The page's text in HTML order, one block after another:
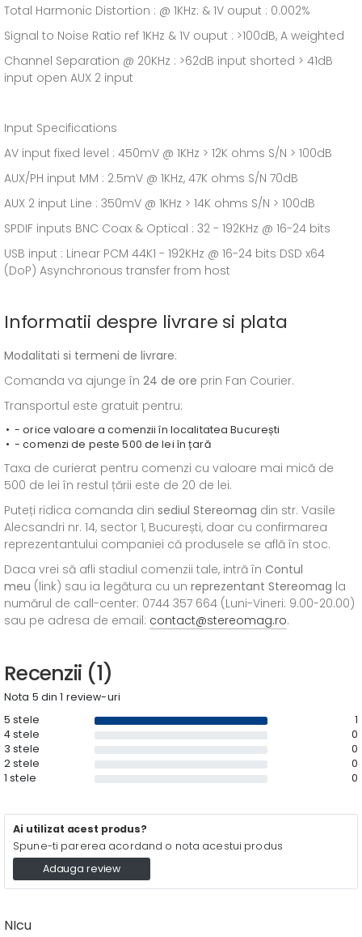
Total Harmonic Distortion : @ 1KHz: & 1V ouput : 0.002%
Signal to Noise Ratio ref 1KHz & 1V ouput : >100dB, A weighted
Channel Separation @ 20KHz : >62dB input shorted > 41dB
input open AUX 2 input
Input Specifications
AV input fixed level : 450mV @ 1KHz > 12K ohms S/N > 100dB
AUX/PH input MM : 2.5mV @ 1KHz, 47K ohms S/N 70dB
AUX 2 input Line : 350mV @ 1KHz > 14K ohms S/N > 100dB
SPDIF inputs BNC Coax & Optical : 32 - 192KHz @ 16-24 bits
USB input : Linear PCM 44K1 - 192KHz @ 16-24 bits DSD x64
(DoP) Asynchronous transfer from host
Informatii despre livrare si plata
Modalitati si termeni de livrare:
Comanda va ajunge în 24 de ore prin Fan Courier.
Transportul este gratuit pentru:
- orice valoare a comenzii în localitatea București
- comenzi de peste 500 de lei în țară
Taxa de curierat pentru comenzi cu valoare mai mică de
500 de lei în restul țării este de 20 de lei.
Puteți ridica comanda din sediul Stereomag din str. Vasile
Alecsandri nr. 14, sector 1, București, doar cu confirmarea
reprezentantului companiei că produsele se află în stoc.
Daca vrei să afli stadiul comenzii tale, intră în Contul
meu (link) sau ia legătura cu un reprezentant Stereomag la
numărul de call-center: 0744 357 664 (Luni-Vineri: 9.00-20.00)
sau pe adresa de email: contact@stereomag.ro.
Recenzii (1)
Nota 5 din 1 review-uri
5 stele
1
4 stele
0
3 stele
0
2 stele
0
1 stele
0
Ai utilizat acest produs?
Spune-ti parerea acordand o nota acestui produs
Adauga review
NIcu